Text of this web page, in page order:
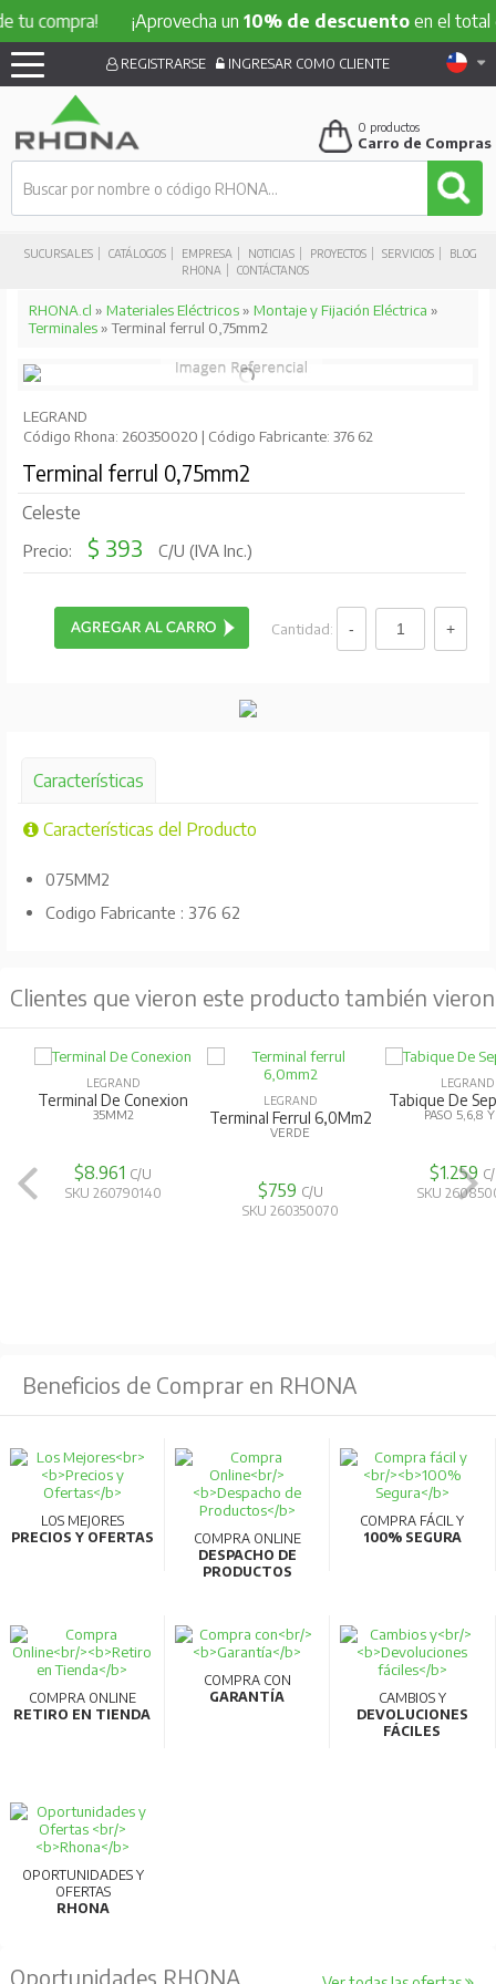
¡Aprovecha un10% de descuentoen el total de tu
SUCURSALES CATÁLOGOS EMPRESA NOTICIAS PROYECTOS SERVICIOS
BLOG
RHONA
CONTÁCTANOS
REGISTRARSE INGRESAR COMO CLIENTE
0 productos
Carro de Compras
RHONA.cl » Materiales Eléctricos» Montaje y Fijación Eléctrica »
Terminales» Terminal ferrul 0,75mm2
LEGRAND
Código Rhona: 260350020 | Código Fabricante: 376 62
Terminal ferrul 0,75mm2
Celeste
Precio: $ 393 C/U (IVA Inc.)
Cantidad:
Características
Características del Producto
075MM2
Codigo Fabricante : 376 62
Clientes que vieron este producto también vieron
LEGRAND
Terminal De Conexion
35MM2
$8.961 C/U
SKU 260790140
LEGRAND
Terminal Ferrul 6,0Mm2
VERDE
$759 C/U
SKU 260350070
LEGRAND
Tabique De
PASO 5,6,8
$1.259
SKU
Beneficios de Comprar en RHONA
LOS MEJORES
PRECIOS Y OFERTAS
COMPRA ONLINE
DESPACHO DE
PRODUCTOS
COMPRA FÁCIL Y
100% SEGURA
COMPRA ONLINE
RETIRO EN TIENDA
COMPRA CON
GARANTÍA
CAMBIOS Y
DEVOLUCIONES
FÁCILES
OPORTUNIDADES Y
OFERTAS
RHONA
Oportunidades RHONA